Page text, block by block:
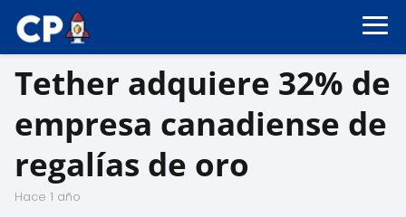
Tether adquiere 32% de
empresa canadiense de
regalías de oro
hace 1 año